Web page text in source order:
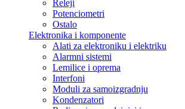
Releji
Potenciometri
Ostalo
Elektronika i komponente
Alati za elektroniku i elektriku
Alarmni sistemi
Lemilice i oprema
Interfoni
Moduli za samoizgradnju
Kondenzatori